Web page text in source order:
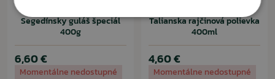
Segedínsky guláš špeciál
400g
6,60 €
Momentálne nedostupné
Talianska rajčinová polievka
400ml
4,60 €
Momentálne nedostupné